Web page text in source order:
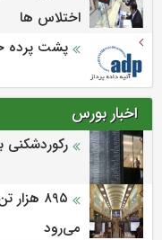
اختلاس ها
پشت پرده
اخبار بورس
رکوردشکنی بورس با
۸۹۵
می‌‌رود